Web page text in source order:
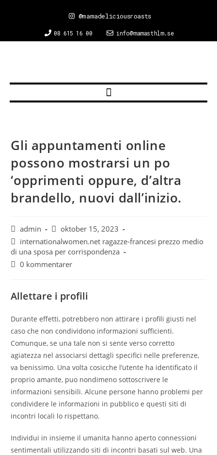
08 615 16 00 info@mamasthlm.se
@mamadeliciousroasts
Gli appuntamenti online
possono mostrarsi un po
‘opprimenti oppure, d’altra
brandello, nuovi dall’inizio.
admin
oktober 15, 2023
internationalwomen.net ragazze-francesi prezzo medio
di una sposa per corrispondenza
0 kommentarer
Allettare i profili
Durante effetti, potrebbero non attirare i profili giusti nel
caso che non condividono informazioni sufficienti.
Comunque, se una tale non si sente verso corretto
agiatezza nel associarsi dettagli specifici nelle preferenze,
va benissimo. Una volta cosicche l’utente ha identificato il
proprio amante, puo nondimeno sottoscrivere le
informazioni sensibili. Alcune persone hanno problemi per
condividere le informazioni in pubblico e questi siti di
incontri locali lo rispettano.
Individui in insieme il umanita hanno aperto connessioni
sentimentali utilizzando siti di incontri basati sul web. Una